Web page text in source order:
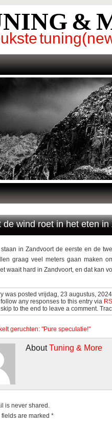
&
de wind roet in het eten in
in Zandvoort de eerste en de
graag veel meters gaan maken
waait hard in Zandvoort, en dat kan
was posted vrijdag, 23 augustus,
any responses to this entry via
to the end to leave a comment.
geruchten: "Pure speculatie!"
AboutTuning & More
is never shared.
are marked *